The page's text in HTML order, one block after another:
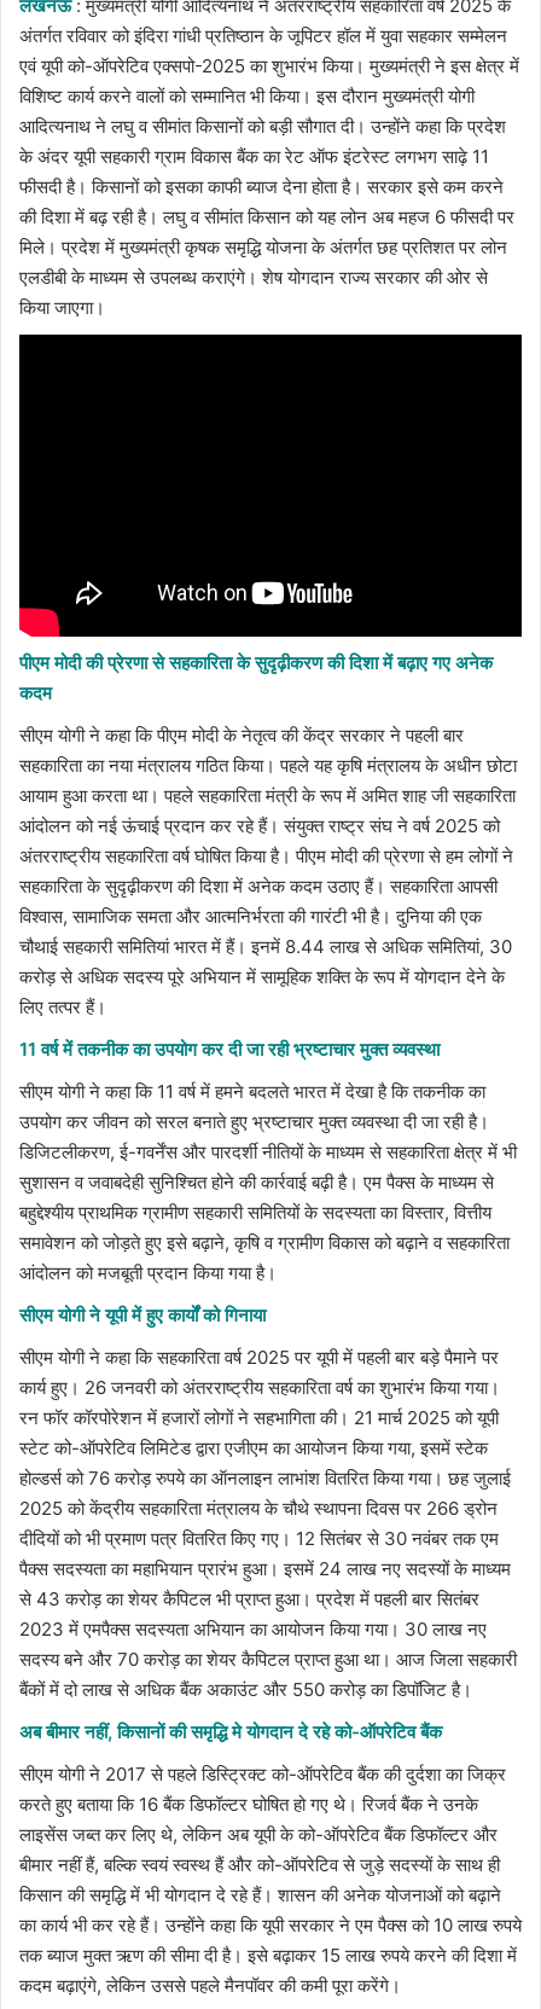
लखनऊ : मुख्यमंत्री योगी आदित्यनाथ ने अंतरराष्ट्रीय सहकारिता वर्ष 2025 के
अंतर्गत रविवार को इंदिरा गांधी प्रतिष्ठान के जूपिटर हॉल में युवा सहकार सम्मेलन
एवं यूपी को-ऑपरेटिव एक्सपो-2025 का शुभारंभ किया। मुख्यमंत्री ने इस क्षेत्र में
विशिष्ट कार्य करने वालों को सम्मानित भी किया। इस दौरान मुख्यमंत्री योगी
आदित्यनाथ ने लघु व सीमांत किसानों को बड़ी सौगात दी। उन्होंने कहा कि प्रदेश
के अंदर यूपी सहकारी ग्राम विकास बैंक का रेट ऑफ इंटरेस्ट लगभग साढ़े 11
फीसदी है। किसानों को इसका काफी ब्याज देना होता है। सरकार इसे कम करने
की दिशा में बढ़ रही है। लघु व सीमांत किसान को यह लोन अब महज 6 फीसदी पर
मिले। प्रदेश में मुख्यमंत्री कृषक समृद्धि योजना के अंतर्गत छह प्रतिशत पर लोन
एलडीबी के माध्यम से उपलब्ध कराएंगे। शेष योगदान राज्य सरकार की ओर से
किया जाएगा।
पीएम मोदी की प्रेरणा से सहकारिता के सुदृढ़ीकरण की दिशा में बढ़ाए गए अनेक
कदम
सीएम योगी ने कहा कि पीएम मोदी के नेतृत्व की केंद्र सरकार ने पहली बार
सहकारिता का नया मंत्रालय गठित किया। पहले यह कृषि मंत्रालय के अधीन छोटा
आयाम हुआ करता था। पहले सहकारिता मंत्री के रूप में अमित शाह जी सहकारिता
आंदोलन को नई ऊंचाई प्रदान कर रहे हैं। संयुक्त राष्ट्र संघ ने वर्ष 2025 को
अंतरराष्ट्रीय सहकारिता वर्ष घोषित किया है। पीएम मोदी की प्रेरणा से हम लोगों ने
सहकारिता के सुदृढ़ीकरण की दिशा में अनेक कदम उठाए हैं। सहकारिता आपसी
विश्वास, सामाजिक समता और आत्मनिर्भरता की गारंटी भी है। दुनिया की एक
चौथाई सहकारी समितियां भारत में हैं। इनमें 8.44 लाख से अधिक समितियां, 30
करोड़ से अधिक सदस्य पूरे अभियान में सामूहिक शक्ति के रूप में योगदान देने के
लिए तत्पर हैं।
11 वर्ष में तकनीक का उपयोग कर दी जा रही भ्रष्टाचार मुक्त व्यवस्था
सीएम योगी ने कहा कि 11 वर्ष में हमने बदलते भारत में देखा है कि तकनीक का
उपयोग कर जीवन को सरल बनाते हुए भ्रष्टाचार मुक्त व्यवस्था दी जा रही है।
डिजिटलीकरण, ई-गवर्नेंस और पारदर्शी नीतियों के माध्यम से सहकारिता क्षेत्र में भी
सुशासन व जवाबदेही सुनिश्चित होने की कार्रवाई बढ़ी है। एम पैक्स के माध्यम से
बहुद्देश्यीय प्राथमिक ग्रामीण सहकारी समितियों के सदस्यता का विस्तार, वित्तीय
समावेशन को जोड़ते हुए इसे बढ़ाने, कृषि व ग्रामीण विकास को बढ़ाने व सहकारिता
आंदोलन को मजबूती प्रदान किया गया है।
सीएम योगी ने यूपी में हुए कार्यों को गिनाया
सीएम योगी ने कहा कि सहकारिता वर्ष 2025 पर यूपी में पहली बार बड़े पैमाने पर
कार्य हुए। 26 जनवरी को अंतरराष्ट्रीय सहकारिता वर्ष का शुभारंभ किया गया।
रन फॉर कॉरपोरेशन में हजारों लोगों ने सहभागिता की। 21 मार्च 2025 को यूपी
स्टेट को-ऑपरेटिव लिमिटेड द्वारा एजीएम का आयोजन किया गया, इसमें स्टेक
होल्डर्स को 76 करोड़ रुपये का ऑनलाइन लाभांश वितरित किया गया। छह जुलाई
2025 को केंद्रीय सहकारिता मंत्रालय के चौथे स्थापना दिवस पर 266 ड्रोन
दीदियों को भी प्रमाण पत्र वितरित किए गए। 12 सितंबर से 30 नवंबर तक एम
पैक्स सदस्यता का महाभियान प्रारंभ हुआ। इसमें 24 लाख नए सदस्यों के माध्यम
से 43 करोड़ का शेयर कैपिटल भी प्राप्त हुआ। प्रदेश में पहली बार सितंबर
2023 में एमपैक्स सदस्यता अभियान का आयोजन किया गया। 30 लाख नए
सदस्य बने और 70 करोड़ का शेयर कैपिटल प्राप्त हुआ था। आज जिला सहकारी
बैंकों में दो लाख से अधिक बैंक अकाउंट और 550 करोड़ का डिपॉजिट है।
अब बीमार नहीं, किसानों की समृद्धि मे योगदान दे रहे को-ऑपरेटिव बैंक
सीएम योगी ने 2017 से पहले डिस्ट्रिक्ट को-ऑपरेटिव बैंक की दुर्दशा का जिक्र
करते हुए बताया कि 16 बैंक डिफॉल्टर घोषित हो गए थे। रिजर्व बैंक ने उनके
लाइसेंस जब्त कर लिए थे, लेकिन अब यूपी के को-ऑपरेटिव बैंक डिफॉल्टर और
बीमार नहीं हैं, बल्कि स्वयं स्वस्थ हैं और को-ऑपरेटिव से जुड़े सदस्यों के साथ ही
किसान की समृद्धि में भी योगदान दे रहे हैं। शासन की अनेक योजनाओं को बढ़ाने
का कार्य भी कर रहे हैं। उन्होंने कहा कि यूपी सरकार ने एम पैक्स को 10 लाख रुपये
तक ब्याज मुक्त ऋण की सीमा दी है। इसे बढ़ाकर 15 लाख रुपये करने की दिशा में
कदम बढ़ाएंगे, लेकिन उससे पहले मैनपॉवर की कमी पूरा करेंगे।